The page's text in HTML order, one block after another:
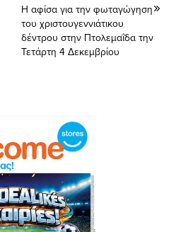
Η αφίσα για την φωταγώγηση
του χριστουγεννιάτικου
δέντρου στην Πτολεμαΐδα την
Τετάρτη 4 Δεκεμβρίου